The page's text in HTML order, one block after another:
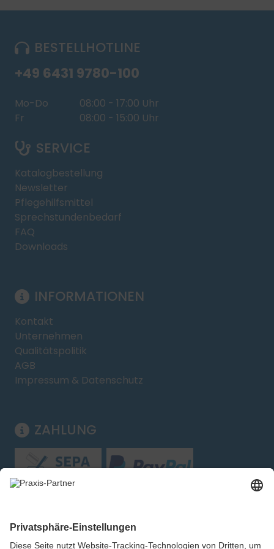
BESTELLHOTLINE
+49 6431 9780-100
Mo-Do
08:00 - 17:00 Uhr
Fr
08:00 - 15:00 Uhr
SERVICE
Katalogbestellung
Newsletter
Pflegehilfsmittel
Sprechstundenbedarf
FAQ
Downloads
INFORMATIONEN
Kontakt
Unternehmen
Qualitätspolitik
AGB
Impressum & Datenschutz
ZAHLUNG